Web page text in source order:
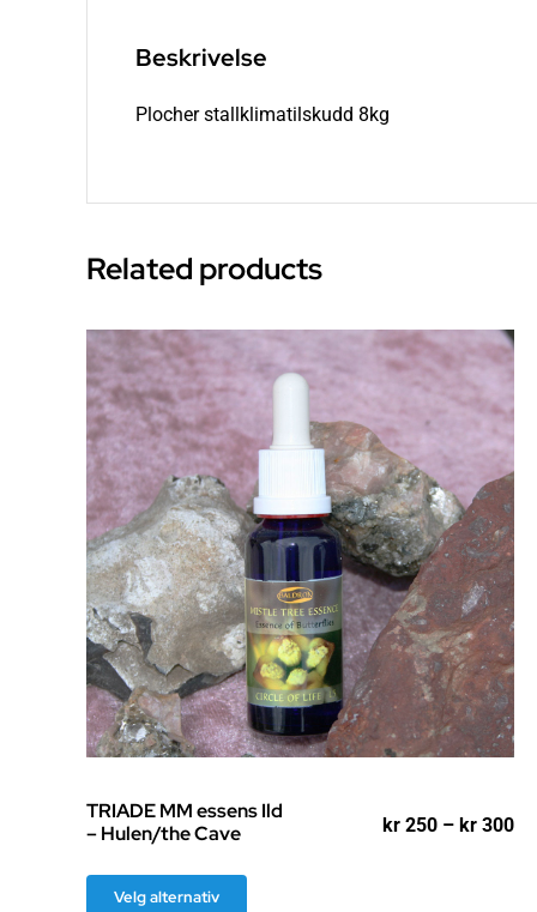
Beskrivelse
Plocher stallklimatilskudd 8kg
Related products
TRIADE MM essens Ild
– Hulen/the Cave
kr250 – kr300
Velg alternativ